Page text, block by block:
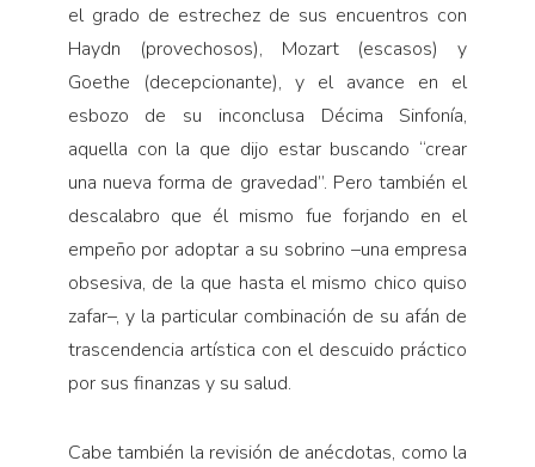
el grado de estrechez de sus encuentros con
Haydn (provechosos), Mozart (escasos) y
Goethe (decepcionante), y el avance en el
esbozo de su inconclusa Décima Sinfonía,
aquella con la que dijo estar buscando “crear
una nueva forma de gravedad”. Pero también el
descalabro que él mismo fue forjando en el
empeño por adoptar a su sobrino –una empresa
obsesiva, de la que hasta el mismo chico quiso
zafar–, y la particular combinación de su afán de
trascendencia artística con el descuido práctico
por sus finanzas y su salud.
Cabe también la revisión de anécdotas, como la